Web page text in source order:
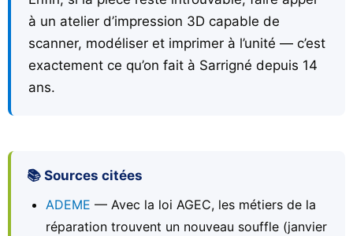
à un atelier d’impression 3D capable de
scanner, modéliser et imprimer à l’unité — c’est
exactement ce qu’on fait à Sarrigné depuis 14
ans.
📚 Sources citées
ADEME — Avec la loi AGEC, les métiers de la
réparation trouvent un nouveau souffle (janvier